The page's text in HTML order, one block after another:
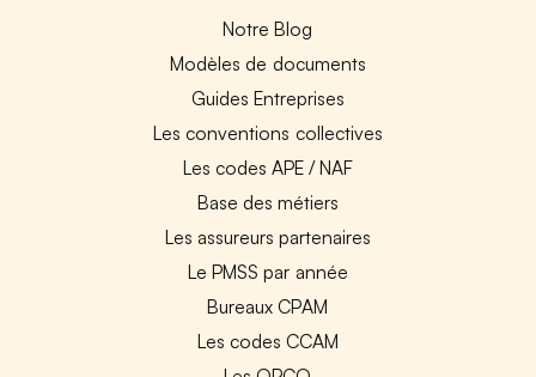
Notre Blog
Modèles de documents
Guides Entreprises
Les conventions collectives
Les codes APE / NAF
Base des métiers
Les assureurs partenaires
Le PMSS par année
Bureaux CPAM
Les codes CCAM